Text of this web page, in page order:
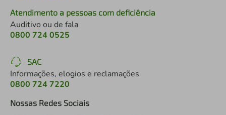
Atendimento a pessoas com deficiência
Auditivo ou de fala
0800 724 0525
SAC
Informações, elogios e reclamações
0800 724 7220
Nossas Redes Sociais